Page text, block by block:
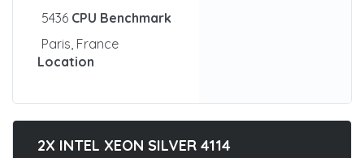
5436 CPU Benchmark
Paris, France
Location
2X INTEL XEON SILVER 4114